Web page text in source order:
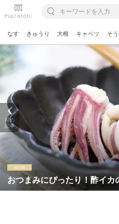
なす きゅうり 大根 キャベツ そ
おつまみにぴったり！酢イカ
前の
記事